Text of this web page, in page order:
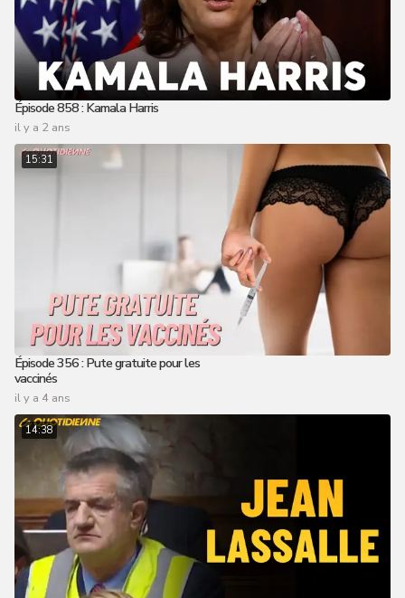
Épisode 858 : Kamala Harris
il y a 2 ans
15:31
Épisode 356 : Pute gratuite pour les
vaccinés
il y a 4 ans
14:38